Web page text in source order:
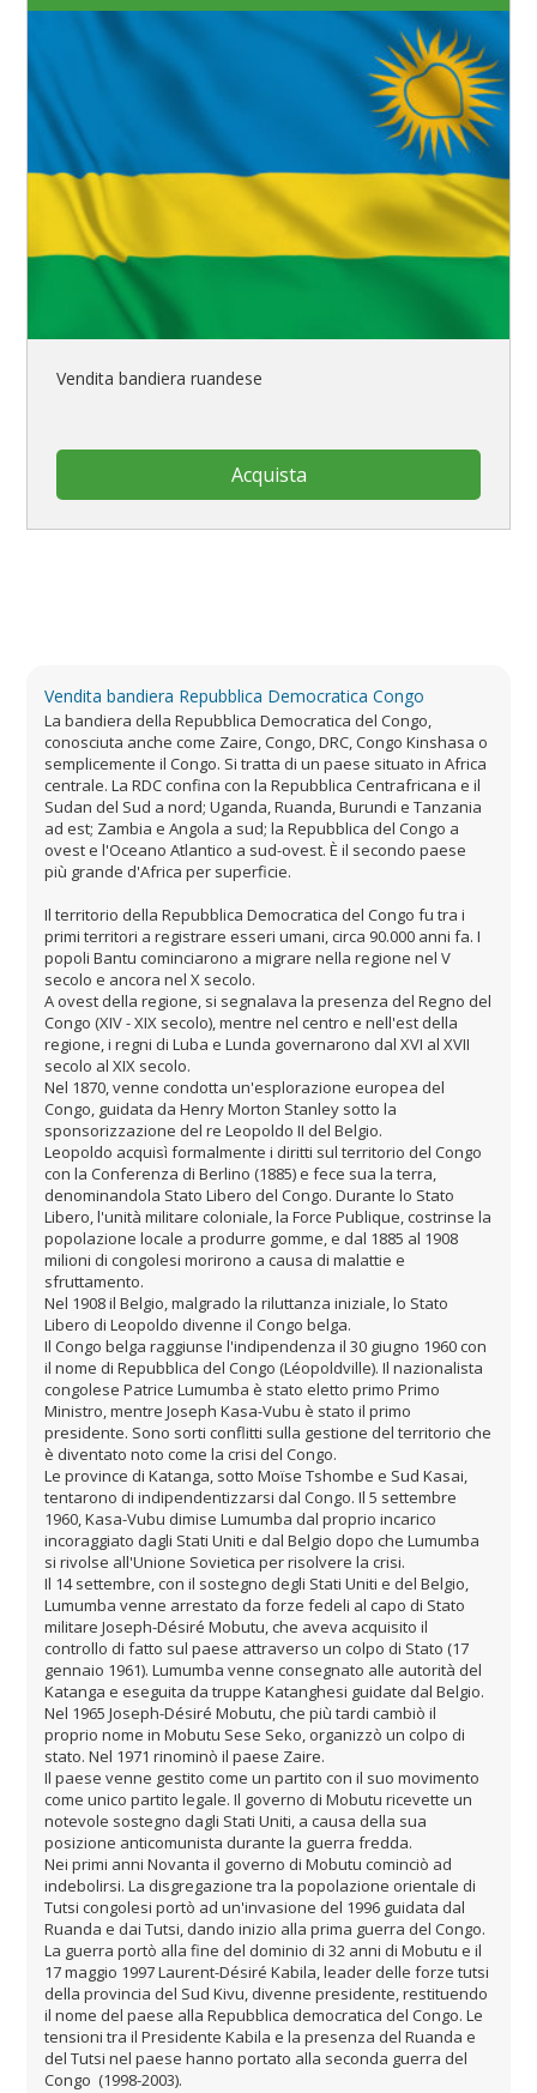
Vendita bandiera ruandese
Acquista
Vendita bandiera Repubblica Democratica Congo
La bandiera della Repubblica Democratica del Congo,
conosciuta anche come Zaire, Congo, DRC, Congo Kinshasa o
semplicemente il Congo. Si tratta di un paese situato in Africa
centrale. La RDC confina con la Repubblica Centrafricana e il
Sudan del Sud a nord; Uganda, Ruanda, Burundi e Tanzania
ad est; Zambia e Angola a sud; la Repubblica del Congo a
ovest e l'Oceano Atlantico a sud-ovest. È il secondo paese
più grande d'Africa per superficie.
Il territorio della Repubblica Democratica del Congo fu tra i
primi territori a registrare esseri umani, circa 90.000 anni fa. I
popoli Bantu cominciarono a migrare nella regione nel V
secolo e ancora nel X secolo.
A ovest della regione, si segnalava la presenza del Regno del
Congo (XIV - XIX secolo), mentre nel centro e nell'est della
regione, i regni di Luba e Lunda governarono dal XVI al XVII
secolo al XIX secolo.
Nel 1870, venne condotta un'esplorazione europea del
Congo, guidata da Henry Morton Stanley sotto la
sponsorizzazione del re Leopoldo II del Belgio.
Leopoldo acquisì formalmente i diritti sul territorio del Congo
con la Conferenza di Berlino (1885) e fece sua la terra,
denominandola Stato Libero del Congo. Durante lo Stato
Libero, l'unità militare coloniale, la Force Publique, costrinse la
popolazione locale a produrre gomme, e dal 1885 al 1908
milioni di congolesi morirono a causa di malattie e
sfruttamento.
Nel 1908 il Belgio, malgrado la riluttanza iniziale, lo Stato
Libero di Leopoldo divenne il Congo belga.
Il Congo belga raggiunse l'indipendenza il 30 giugno 1960 con
il nome di Repubblica del Congo (Léopoldville). Il nazionalista
congolese Patrice Lumumba è stato eletto primo Primo
Ministro, mentre Joseph Kasa-Vubu è stato il primo
presidente. Sono sorti conflitti sulla gestione del territorio che
è diventato noto come la crisi del Congo.
Le province di Katanga, sotto Moïse Tshombe e Sud Kasai,
tentarono di indipendentizzarsi dal Congo. Il 5 settembre
1960, Kasa-Vubu dimise Lumumba dal proprio incarico
incoraggiato dagli Stati Uniti e dal Belgio dopo che Lumumba
si rivolse all'Unione Sovietica per risolvere la crisi.
Il 14 settembre, con il sostegno degli Stati Uniti e del Belgio,
Lumumba venne arrestato da forze fedeli al capo di Stato
militare Joseph-Désiré Mobutu, che aveva acquisito il
controllo di fatto sul paese attraverso un colpo di Stato (17
gennaio 1961). Lumumba venne consegnato alle autorità del
Katanga e eseguita da truppe Katanghesi guidate dal Belgio.
Nel 1965 Joseph-Désiré Mobutu, che più tardi cambiò il
proprio nome in Mobutu Sese Seko, organizzò un colpo di
stato. Nel 1971 rinominò il paese Zaire.
Il paese venne gestito come un partito con il suo movimento
come unico partito legale. Il governo di Mobutu ricevette un
notevole sostegno dagli Stati Uniti, a causa della sua
posizione anticomunista durante la guerra fredda.
Nei primi anni Novanta il governo di Mobutu cominciò ad
indebolirsi. La disgregazione tra la popolazione orientale di
Tutsi congolesi portò ad un'invasione del 1996 guidata dal
Ruanda e dai Tutsi, dando inizio alla prima guerra del Congo.
La guerra portò alla fine del dominio di 32 anni di Mobutu e il
17 maggio 1997 Laurent-Désiré Kabila, leader delle forze tutsi
della provincia del Sud Kivu, divenne presidente, restituendo
il nome del paese alla Repubblica democratica del Congo. Le
tensioni tra il Presidente Kabila e la presenza del Ruanda e
del Tutsi nel paese hanno portato alla seconda guerra del
Congo (1998-2003).